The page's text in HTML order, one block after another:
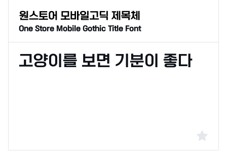
One Store Mobile Gothic Title Font